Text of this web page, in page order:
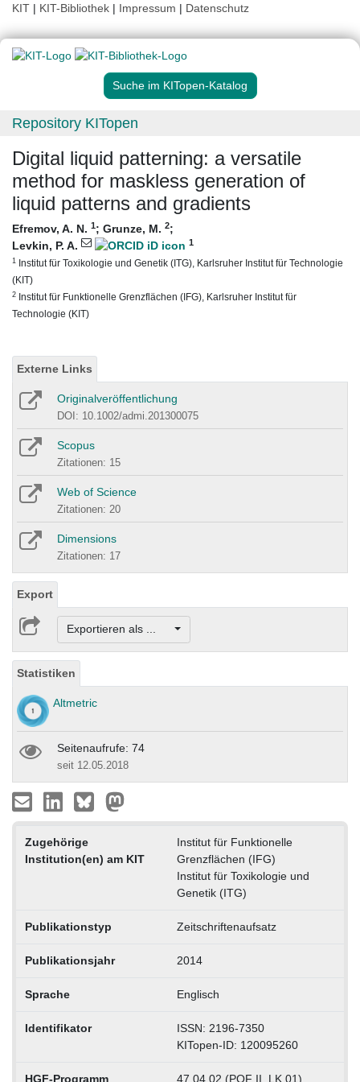
KIT | KIT-Bibliothek | Impressum | Datenschutz
Suche im KITopen-Katalog
Repository KITopen
Digital liquid patterning: a versatile
method for maskless generation of
liquid patterns and gradients
Efremov, A. N. 1; Grunze, M. 2;
Levkin, P. A.
1
1 Institut für Toxikologie und Genetik (ITG), Karlsruher Institut für Technologie
(KIT)
2 Institut für Funktionelle Grenzflächen (IFG), Karlsruher Institut für
Technologie (KIT)
Externe Links
Originalveröffentlichung
DOI: 10.1002/admi.201300075
Scopus
Zitationen: 15
Web of Science
Zitationen: 20
Dimensions
Zitationen: 17
Export
Exportieren als ...
Statistiken
Altmetric
Seitenaufrufe: 74
seit 12.05.2018
Zugehörige
Institution(en) am KIT
Institut für Funktionelle
Grenzflächen (IFG)
Institut für Toxikologie und
Genetik (ITG)
Publikationstyp Zeitschriftenaufsatz
Publikationsjahr 2014
Sprache Englisch
Identifikator
ISSN: 2196-7350
KITopen-ID: 120095260
HGF-Programm 47.04.02 (POF II, LK 01)